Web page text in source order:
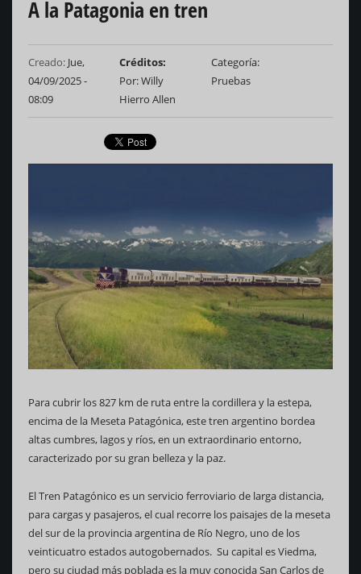
A la Patagonia en tren
Creado: Jue,
04/09/2025 -
08:09
Créditos
Por: Willy
Hierro Allen
Categoría
Pruebas
Para cubrir los 827 km de ruta entre la cordillera y la estepa,
encima de la Meseta Patagónica, este tren argentino bordea
altas cumbres, lagos y ríos, en un extraordinario entorno,
caracterizado por su gran belleza y la paz.
El Tren Patagónico es un servicio ferroviario de larga distancia,
para cargas y pasajeros, el cual recorre los paisajes de la meseta
del sur de la provincia argentina de Río Negro, uno de los
veinticuatro estados autogobernados. Su capital es Viedma,
pero su ciudad más poblada es la muy conocida San Carlos de